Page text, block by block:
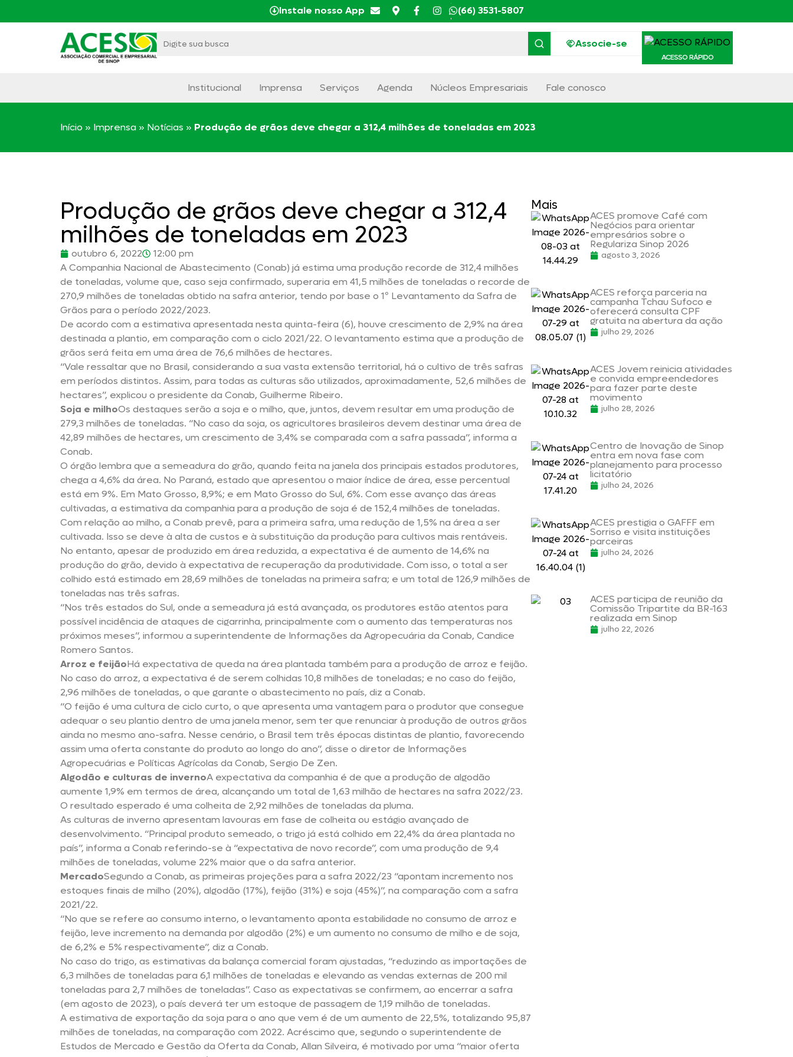
Instale nosso App (66) 3531-5807
Associe-se
ACESSO RÁPIDO
Institucional Imprensa Serviços Agenda Núcleos Empresariais Fale conosco
Início » Imprensa » Notícias » Produção de grãos deve chegar a 312,4 milhões de toneladas em 2023
Produção de grãos deve chegar a 312,4
milhões de toneladas em 2023
outubro 6, 2022
12:00 pm
A Companhia Nacional de Abastecimento (Conab) já estima uma produção recorde de 312,4 milhões
de toneladas, volume que, caso seja confirmado, superaria em 41,5 milhões de toneladas o recorde de
270,9 milhões de toneladas obtido na safra anterior, tendo por base o 1º Levantamento da Safra de
Grãos para o período 2022/2023.
De acordo com a estimativa apresentada nesta quinta-feira (6), houve crescimento de 2,9% na área
destinada a plantio, em comparação com o ciclo 2021/22. O levantamento estima que a produção de
grãos será feita em uma área de 76,6 milhões de hectares.
“Vale ressaltar que no Brasil, considerando a sua vasta extensão territorial, há o cultivo de três safras
em períodos distintos. Assim, para todas as culturas são utilizados, aproximadamente, 52,6 milhões de
hectares”, explicou o presidente da Conab, Guilherme Ribeiro.
Soja e milhoOs destaques serão a soja e o milho, que, juntos, devem resultar em uma produção de
279,3 milhões de toneladas. “No caso da soja, os agricultores brasileiros devem destinar uma área de
42,89 milhões de hectares, um crescimento de 3,4% se comparada com a safra passada”, informa a
Conab.
O órgão lembra que a semeadura do grão, quando feita na janela dos principais estados produtores,
chega a 4,6% da área. No Paraná, estado que apresentou o maior índice de área, esse percentual
está em 9%. Em Mato Grosso, 8,9%; e em Mato Grosso do Sul, 6%. Com esse avanço das áreas
cultivadas, a estimativa da companhia para a produção de soja é de 152,4 milhões de toneladas.
Com relação ao milho, a Conab prevê, para a primeira safra, uma redução de 1,5% na área a ser
cultivada. Isso se deve à alta de custos e à substituição da produção para cultivos mais rentáveis.
No entanto, apesar de produzido em área reduzida, a expectativa é de aumento de 14,6% na
produção do grão, devido à expectativa de recuperação da produtividade. Com isso, o total a ser
colhido está estimado em 28,69 milhões de toneladas na primeira safra; e um total de 126,9 milhões de
toneladas nas três safras.
“Nos três estados do Sul, onde a semeadura já está avançada, os produtores estão atentos para
possível incidência de ataques de cigarrinha, principalmente com o aumento das temperaturas nos
próximos meses”, informou a superintendente de Informações da Agropecuária da Conab, Candice
Romero Santos.
Arroz e feijãoHá expectativa de queda na área plantada também para a produção de arroz e feijão.
No caso do arroz, a expectativa é de serem colhidas 10,8 milhões de toneladas; e no caso do feijão,
2,96 milhões de toneladas, o que garante o abastecimento no país, diz a Conab.
“O feijão é uma cultura de ciclo curto, o que apresenta uma vantagem para o produtor que consegue
adequar o seu plantio dentro de uma janela menor, sem ter que renunciar à produção de outros grãos
ainda no mesmo ano-safra. Nesse cenário, o Brasil tem três épocas distintas de plantio, favorecendo
assim uma oferta constante do produto ao longo do ano”, disse o diretor de Informações
Agropecuárias e Políticas Agrícolas da Conab, Sergio De Zen.
Algodão e culturas de invernoA expectativa da companhia é de que a produção de algodão
aumente 1,9% em termos de área, alcançando um total de 1,63 milhão de hectares na safra 2022/23.
O resultado esperado é uma colheita de 2,92 milhões de toneladas da pluma.
As culturas de inverno apresentam lavouras em fase de colheita ou estágio avançado de
desenvolvimento. “Principal produto semeado, o trigo já está colhido em 22,4% da área plantada no
país”, informa a Conab referindo-se à “expectativa de novo recorde”, com uma produção de 9,4
milhões de toneladas, volume 22% maior que o da safra anterior.
MercadoSegundo a Conab, as primeiras projeções para a safra 2022/23 “apontam incremento nos
estoques finais de milho (20%), algodão (17%), feijão (31%) e soja (45%)”, na comparação com a safra
2021/22.
“No que se refere ao consumo interno, o levantamento aponta estabilidade no consumo de arroz e
feijão, leve incremento na demanda por algodão (2%) e um aumento no consumo de milho e de soja,
de 6,2% e 5% respectivamente”, diz a Conab.
No caso do trigo, as estimativas da balança comercial foram ajustadas, “reduzindo as importações de
6,3 milhões de toneladas para 6,1 milhões de toneladas e elevando as vendas externas de 200 mil
toneladas para 2,7 milhões de toneladas”. Caso as expectativas se confirmem, ao encerrar a safra
(em agosto de 2023), o país deverá ter um estoque de passagem de 1,19 milhão de toneladas.
A estimativa de exportação da soja para o ano que vem é de um aumento de 22,5%, totalizando 95,87
milhões de toneladas, na comparação com 2022. Acréscimo que, segundo o superintendente de
Estudos de Mercado e Gestão da Oferta da Conab, Allan Silveira, é motivado por uma “maior oferta
Mais
ACES promove Café com
Negócios para orientar
empresários sobre o
Regulariza Sinop 2026
agosto 3, 2026
ACES reforça parceria na
campanha Tchau Sufoco e
oferecerá consulta CPF
gratuita na abertura da ação
julho 29, 2026
ACES Jovem reinicia atividades
e convida empreendedores
para fazer parte deste
movimento
julho 28, 2026
Centro de Inovação de Sinop
entra em nova fase com
planejamento para processo
licitatório
julho 24, 2026
ACES prestigia o GAFFF em
Sorriso e visita instituições
parceiras
julho 24, 2026
ACES participa de reunião da
Comissão Tripartite da BR-163
realizada em Sinop
julho 22, 2026